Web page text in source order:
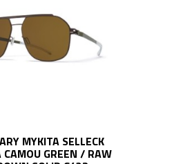
MYKITA SELLECK
CAMOU GREEN / RAW